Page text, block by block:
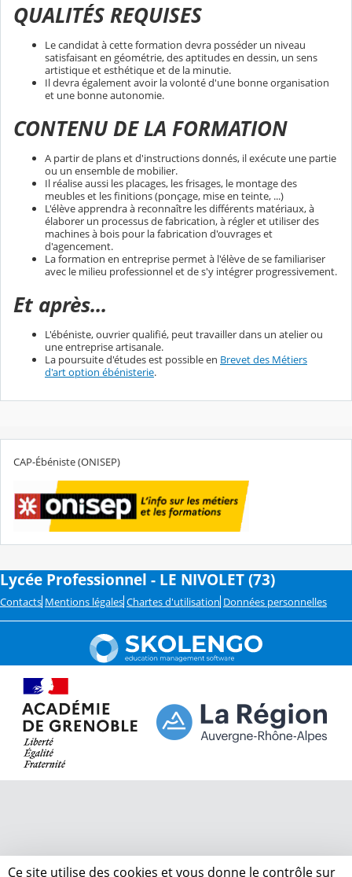
QUALITÉS REQUISES
Le candidat à cette formation devra posséder un niveau
satisfaisant en géométrie, des aptitudes en dessin, un sens
artistique et esthétique et de la minutie.
Il devra également avoir la volonté d'une bonne organisation
et une bonne autonomie.
CONTENU DE LA FORMATION
A partir de plans et d'instructions donnés, il exécute une partie
ou un ensemble de mobilier.
Il réalise aussi les placages, les frisages, le montage des
meubles et les finitions (ponçage, mise en teinte, ...)
L'élève apprendra à reconnaître les différents matériaux, à
élaborer un processus de fabrication, à régler et utiliser des
machines à bois pour la fabrication d'ouvrages et
d'agencement.
La formation en entreprise permet à l'élève de se familiariser
avec le milieu professionnel et de s'y intégrer progressivement.
Et après...
L'ébéniste, ouvrier qualifié, peut travailler dans un atelier ou
une entreprise artisanale.
La poursuite d'études est possible en Brevet des Métiers
d'art option ébénisterie.
CAP-Ébéniste (ONISEP)
Lycée Professionnel - LE NIVOLET (73)
Contacts Mentions légales Chartes d'utilisation Données personnelles
Ce site utilise des cookies et vous donne le contrôle sur